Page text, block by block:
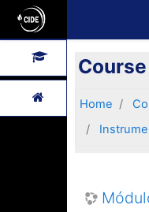
Skip to main content
Home